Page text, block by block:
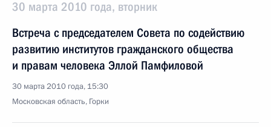
30 марта 2010 года, вторник
Встреча с председателем Совета по содействию
развитию институтов гражданского общества
и правам человека Эллой Памфиловой
30 марта 2010 года, 15:30
Московская область, Горки